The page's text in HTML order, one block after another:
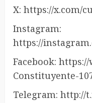
X: https://x.com/
Instagram:
https://
Facebook:
Constituyente-
Telegram: http://